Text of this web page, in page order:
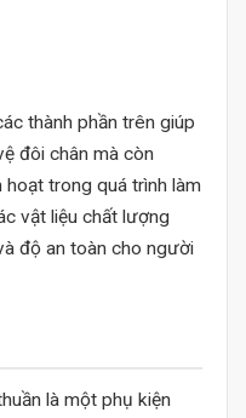
thành phần trên giúp
đôi chân mà còn
trong quá trình làm
vật liệu chất lượng
độ an toàn cho người
là một phụ kiện